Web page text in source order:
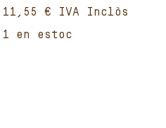
€
1 en estoc